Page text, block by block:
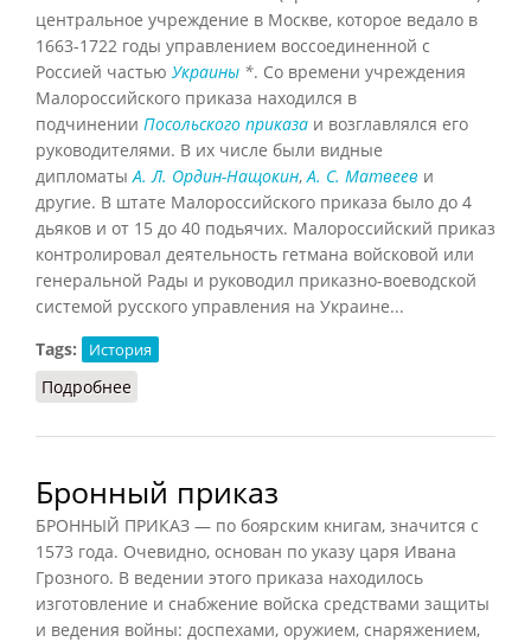
центральное учреждение в Москве, которое ведало в
1663-1722 годы управлением воссоединенной с
Россией частью Украины *. Со времени учреждения
Малороссийского приказа находился в
подчинении Посольского приказа и возглавлялся его
руководителями. В их числе были видные
дипломаты А. Л. Ордин-Нащокин, А. С. Матвеев и
другие. В штате Малороссийского приказа было до 4
дьяков и от 15 до 40 подьячих. Малороссийский приказ
контролировал деятельность гетмана войсковой или
генеральной Рады и руководил приказно-воеводской
системой русского управления на Украине...
Tags:
История
Подробнее
Бронный приказ
БРОННЫЙ ПРИКАЗ — по боярским книгам, значится с
1573 года. Очевидно, основан по указу царя Ивана
Грозного. В ведении этого приказа находилось
изготовление и снабжение войска средствами защиты
и ведения войны: доспехами, оружием, снаряжением,